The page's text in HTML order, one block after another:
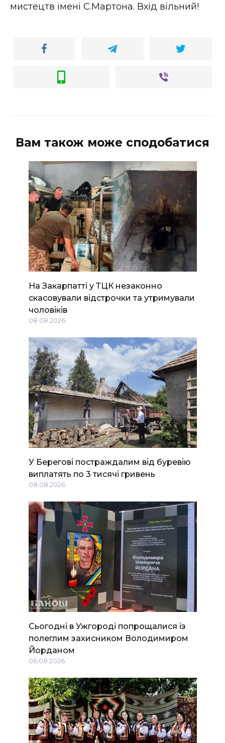
мистецтв імені С.Мартона. Вхід вільний!
Вам також може сподобатися
На Закарпатті у ТЦК незаконно
скасовували відстрочки та утримували
чоловіків
08.08.2026
У Берегові постраждалим від буревію
виплатять по 3 тисячі гривень
08.08.2026
Сьогодні в Ужгороді попрощалися із
полеглим захисником Володимиром
Йорданом
06.08.2026